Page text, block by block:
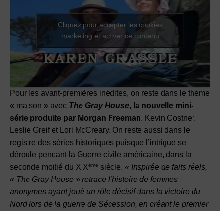
Cliquez pour accepter les cookies
marketing et activer ce contenu
Pour les avant-premières inédites, on reste dans le thème
« maison » avec The Gray House, la nouvelle mini-
série produite par Morgan Freeman, Kevin Costner,
Leslie Greif et Lori McCreary. On reste aussi dans le
registre des séries historiques puisque l’intrigue se
déroule pendant la Guerre civile américaine, dans la
seconde moitié du XIXème siècle. « Inspirée de faits réels,
« The Gray House » retrace l’histoire de femmes
anonymes ayant joué un rôle décisif dans la victoire du
Nord lors de la guerre de Sécession, en créant le premier